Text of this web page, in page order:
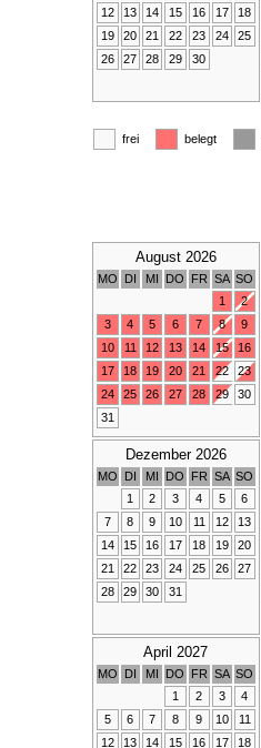
12
13 14 15 16 17
18
19
20 21 22 23 24
25
26
27 28 29 30
frei belegt
August 2026
MO DI MI DO FR SA SO
1
2
3
4 5 6 7 8
9
10
11 12 13 14 15
16
17
18 19 20 21 22
23
24
25 26 27 28 29
30
31
Dezember 2026
MO DI MI DO FR SA SO
1
2 3 4 5
6
7
8 9 10 11 12
13
14
15 16 17 18 19
20
21
22 23 24 25 26
27
28
29 30 31
April 2027
MO DI MI DO FR SA SO
1
2 3
4
5
6 7 8 9 10
11
12
13 14 15 16 17 18